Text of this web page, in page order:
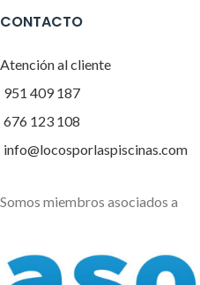
CONTACTO
Atención al cliente
951 409 187
676 123 108
info@locosporlaspiscinas.com
Somos miembros asociados a